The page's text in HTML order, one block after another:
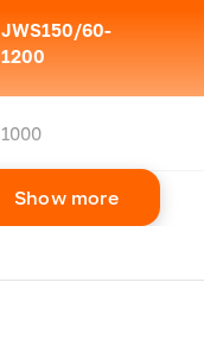
JWS150/60-
1200
1000
0,3-2
Show more